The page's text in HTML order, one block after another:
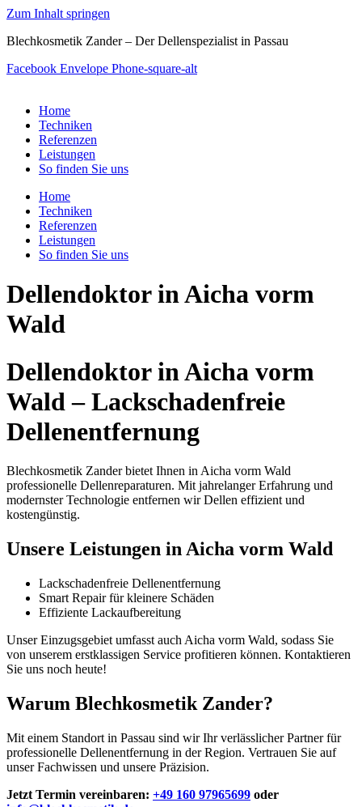
Zum Inhalt springen
Blechkosmetik Zander – Der Dellenspezialist in Passau
Facebook Envelope Phone-square-alt
Home
Techniken
Referenzen
Leistungen
So finden Sie uns
Home
Techniken
Referenzen
Leistungen
So finden Sie uns
Dellendoktor in Aicha vorm
Wald
Dellendoktor in Aicha vorm
Wald – Lackschadenfreie
Dellenentfernung
Blechkosmetik Zander bietet Ihnen in Aicha vorm Wald
professionelle Dellenreparaturen. Mit jahrelanger Erfahrung und
modernster Technologie entfernen wir Dellen effizient und
kostengünstig.
Unsere Leistungen in Aicha vorm Wald
Lackschadenfreie Dellenentfernung
Smart Repair für kleinere Schäden
Effiziente Lackaufbereitung
Unser Einzugsgebiet umfasst auch Aicha vorm Wald, sodass Sie
von unserem erstklassigen Service profitieren können. Kontaktieren
Sie uns noch heute!
Warum Blechkosmetik Zander?
Mit einem Standort in Passau sind wir Ihr verlässlicher Partner für
professionelle Dellenentfernung in der Region. Vertrauen Sie auf
unser Fachwissen und unsere Präzision.
Jetzt Termin vereinbaren: +49 160 97965699 oder